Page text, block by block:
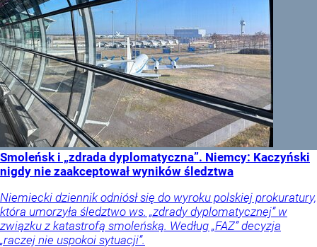
Smoleńsk i „zdrada dyplomatyczna”. Niemcy: Kaczyński
nigdy nie zaakceptował wyników śledztwa
Niemiecki dziennik odniósł się do wyroku polskiej prokuratury,
która umorzyła śledztwo ws. „zdrady dyplomatycznej” w
związku z katastrofą smoleńską. Według „FAZ” decyzja
„raczej nie uspokoi sytuacji”.